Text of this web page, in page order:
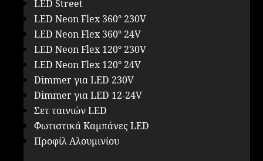
LED Street
LED Neon Flex 360° 230V
LED Neon Flex 360° 24V
LED Neon Flex 120° 230V
LED Neon Flex 120° 24V
Dimmer για LED 230V
Dimmer για LED 12-24V
Σετ ταινιών LED
Φωτιστικά Καμπάνες LED
Προφίλ Αλουμινίου